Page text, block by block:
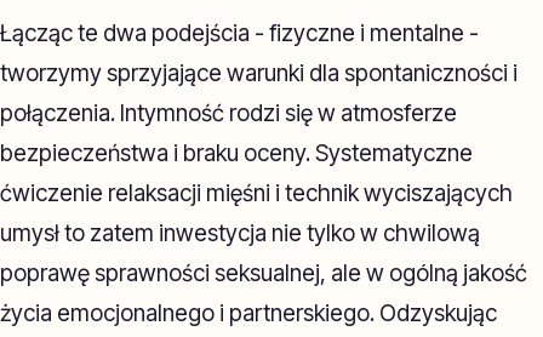
Łącząc te dwa podejścia - fizyczne i mentalne -
tworzymy sprzyjające warunki dla spontaniczności i
połączenia. Intymność rodzi się w atmosferze
bezpieczeństwa i braku oceny. Systematyczne
ćwiczenie relaksacji mięśni i technik wyciszających
umysł to zatem inwestycja nie tylko w chwilową
poprawę sprawności seksualnej, ale w ogólną jakość
życia emocjonalnego i partnerskiego. Odzyskując